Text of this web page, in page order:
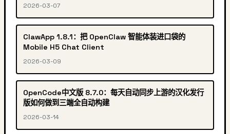
2026-03-07
ClawApp 1.8.1：把 OpenClaw 智能体装进口袋的
Mobile H5 Chat Client
2026-03-09
OpenCode中文版 8.7.0：每天自动同步上游的汉化发行
版如何做到三端全自动构建
2026-03-14